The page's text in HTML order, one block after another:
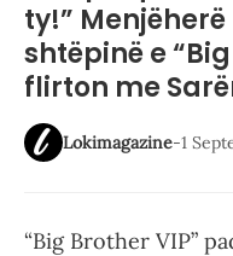
ty!”
shtëpinë e
flirton me
Lokimagazine-1
“Big Brother VIP”